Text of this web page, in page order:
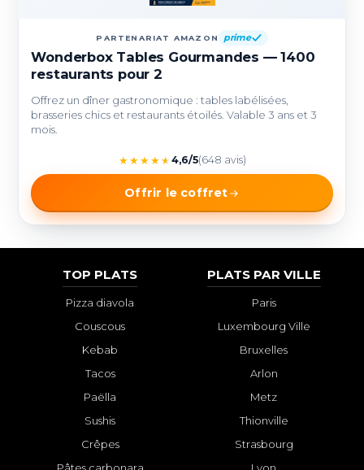
PARTENARIAT AMAZON prime
Wonderbox Tables Gourmandes — 1400
restaurants pour 2
Offrez un dîner gastronomique : tables labélisées,
brasseries chics et restaurants étoilés. Valable 3 ans et 3
mois.
★★★★★ 4,6/5(648 avis)
Offrir le coffret
TOP PLATS
Pizza diavola
Couscous
Kebab
Tacos
Paëlla
Sushis
Crêpes
PLATS PAR VILLE
Paris
Luxembourg Ville
Bruxelles
Arlon
Metz
Thionville
Strasbourg